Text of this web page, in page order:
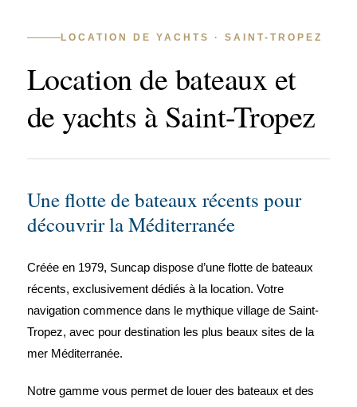
LOCATION DE YACHTS · SAINT-TROPEZ
Location de bateaux et
de yachts à Saint-Tropez
Une flotte de bateaux récents pour
découvrir la Méditerranée
Créée en 1979, Suncap dispose d’une flotte de bateaux
récents, exclusivement dédiés à la location. Votre
navigation commence dans le mythique village de Saint-
Tropez, avec pour destination les plus beaux sites de la
mer Méditerranée.
Notre gamme vous permet de louer des bateaux et des